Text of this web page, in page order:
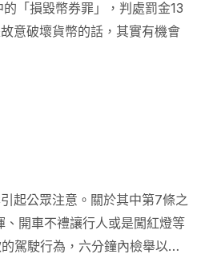
「損毀幣券罪」，判處罰金13
意破壞貨幣的話，其實有機會
起公眾注意。關於其中第7條之
開車不禮讓行人或是闖紅燈等
駕駛行為，六分鐘內檢舉以一